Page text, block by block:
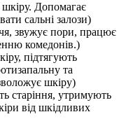
Допомагає
сальні залози)
звужує пори, працює
комедонів.)
підтягують
та
шкіру)
старіння, утримують
від шкідливих